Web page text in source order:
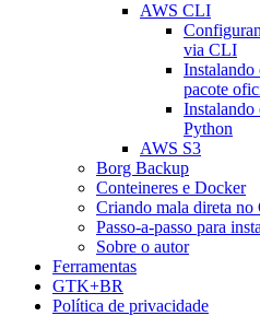
AWS CLI
via CLI
pacote
Python
AWS S3
Borg Backup
Conteineres e Docker
Criando mala direta
Passo-a-passo para
Sobre o autor
Ferramentas
GTK+BR
Política de privacidade